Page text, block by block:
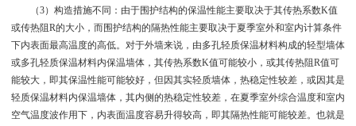
（3）构造措施不同：由于围护结构的保温性能主要取决于其传热系数K值
或传热阻R的大小，而围护结构的隔热性能主要取决于夏季室外和室内计算条件
下内表面最高温度的高低。对于外墙来说，由多孔轻质保温材料构成的轻型墙体
或多孔轻质保温材料内保温墙体，其传热系数K值可能较小，或其传热阻R值可
能较大，即其保温性能可能较好，但因其实轻质墙体，热稳定性较差，或因其是
轻质保温材料内保温墙体，其内侧的热稳定性较差，在夏季室外综合温度和室内
空气温度波作用下，内表面温度容易升得较高，即其隔热性能可能较差。也就是